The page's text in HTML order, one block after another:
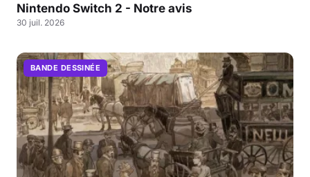
Nintendo Switch 2 - Notre avis
30 juil. 2026
BANDE DESSINÉE